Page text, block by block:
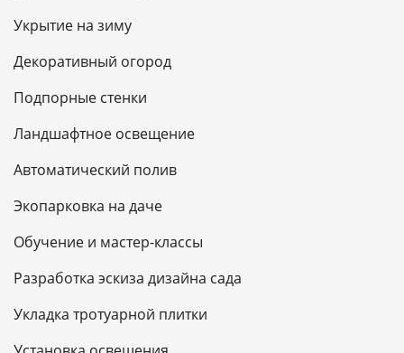
Укрытие на зиму
Декоративный огород
Подпорные стенки
Ландшафтное освещение
Автоматический полив
Экопарковка на даче
Обучение и мастер-классы
Разработка эскиза дизайна сада
Укладка тротуарной плитки